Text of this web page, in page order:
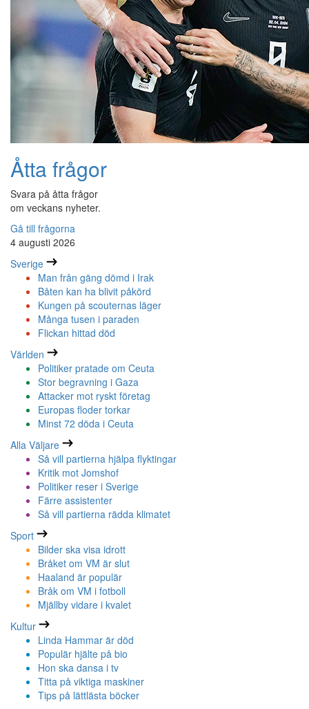
Åtta frågor
Svara på åtta frågor
om veckans nyheter.
Gå till frågorna
4 augusti 2026
Sverige
Man från gäng dömd i Irak
Båten kan ha blivit påkörd
Kungen på scouternas läger
Många tusen i paraden
Flickan hittad död
Världen
Politiker pratade om Ceuta
Stor begravning i Gaza
Attacker mot ryskt företag
Europas floder torkar
Minst 72 döda i Ceuta
Alla Väljare
Så vill partierna hjälpa flyktingar
Kritik mot Jomshof
Politiker reser i Sverige
Färre assistenter
Så vill partierna rädda klimatet
Sport
Bilder ska visa idrott
Bråket om VM är slut
Haaland är populär
Bråk om VM i fotboll
Mjällby vidare i kvalet
Kultur
Linda Hammar är död
Populär hjälte på bio
Hon ska dansa i tv
Titta på viktiga maskiner
Tips på lättlästa böcker